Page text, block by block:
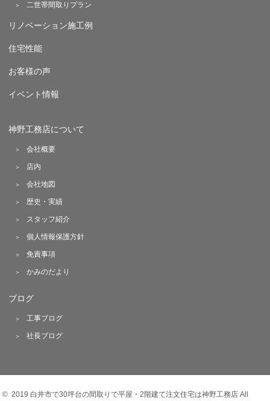
二世帯間取りプラン
リノベーション施工例
住宅性能
お客様の声
イベント情報
神野工務店について
会社概要
店内
会社地図
歴史・実績
スタッフ紹介
個人情報保護方針
免責事項
かみのだより
ブログ
工事ブログ
社長ブログ
© 2019 白井市で30坪台の間取りで平屋・2階建て注文住宅は神野工務店 All